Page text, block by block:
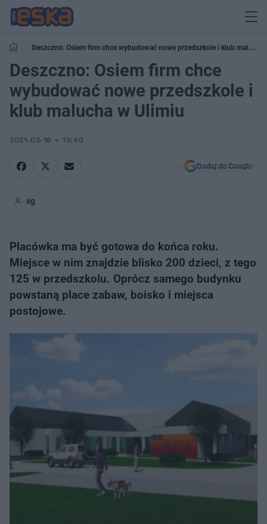
Deszczno: Osiem firm chce wybudować nowe przedszkole i klub malucha
w Ulimiu
Deszczno: Osiem firm chce
wybudować nowe przedszkole i
klub malucha w Ulimiu
2021-03-18 13:40
Dodaj do Google
sg
Placówka ma być gotowa do końca roku.
Miejsce w nim znajdzie blisko 200 dzieci, z tego
125 w przedszkolu. Oprócz samego budynku
powstaną place zabaw, boisko i miejsca
postojowe.